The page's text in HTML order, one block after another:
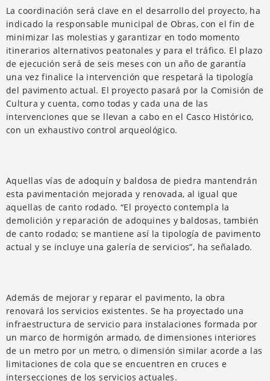
La coordinación será clave en el desarrollo del proyecto, ha
indicado la responsable municipal de Obras, con el fin de
minimizar las molestias y garantizar en todo momento
itinerarios alternativos peatonales y para el tráfico. El plazo
de ejecución será de seis meses con un año de garantía
una vez finalice la intervención que respetará la tipología
del pavimento actual. El proyecto pasará por la Comisión de
Cultura y cuenta, como todas y cada una de las
intervenciones que se llevan a cabo en el Casco Histórico,
con un exhaustivo control arqueológico.
Aquellas vías de adoquín y baldosa de piedra mantendrán
esta pavimentación mejorada y renovada, al igual que
aquellas de canto rodado. “El proyecto contempla la
demolición y reparación de adoquines y baldosas, también
de canto rodado; se mantiene así la tipología de pavimento
actual y se incluye una galería de servicios”, ha señalado.
Además de mejorar y reparar el pavimento, la obra
renovará los servicios existentes. Se ha proyectado una
infraestructura de servicio para instalaciones formada por
un marco de hormigón armado, de dimensiones interiores
de un metro por un metro, o dimensión similar acorde a las
limitaciones de cola que se encuentren en cruces e
intersecciones de los servicios actuales.